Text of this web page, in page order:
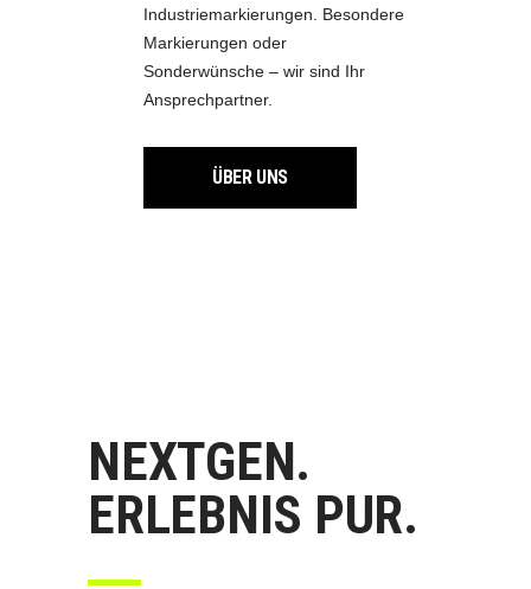
Industriemarkierungen. Besondere
Markierungen oder
Sonderwünsche – wir sind Ihr
Ansprechpartner.
ÜBER UNS
NEXTGEN.
ERLEBNIS PUR.